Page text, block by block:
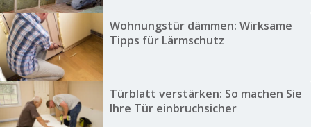
Wohnungstür dämmen: Wirksame
Tipps für Lärmschutz
Türblatt verstärken: So machen Sie
Ihre Tür einbruchsicher